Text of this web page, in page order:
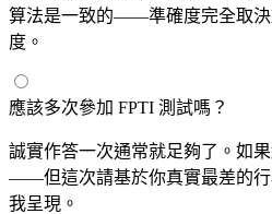
算法是一致的——準確度完全取決
度。
應該多次參加 FPTI 測試嗎？
誠實作答一次通常就足夠了。如
——但這次請基於你真實最差的行
我呈現。